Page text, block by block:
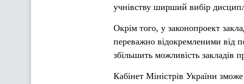
учнівству ширший вибір
Окрім того, у законопроект
переважно відокремленими від
збільшить можливість закладів
Кабінет Міністрів України